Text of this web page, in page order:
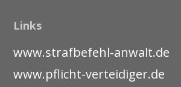
Links
www.strafbefehl-anwalt.de
www.pflicht-verteidiger.de